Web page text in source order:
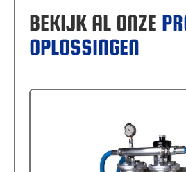
BEKIJK AL ONZE
OPLOSSINGEN